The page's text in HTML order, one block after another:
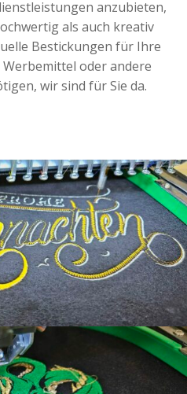
anzubieten,
als auch kreativ
Bestickungen für Ihre
Werbemittel oder andere
wir sind für Sie da.